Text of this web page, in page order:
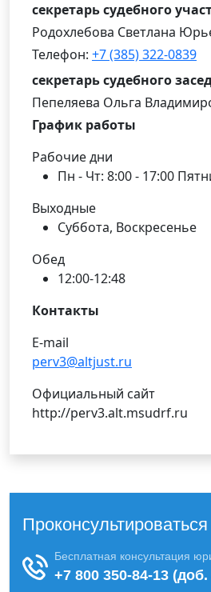
секретарь судебного
Родохлебова Светлана
Телефон: +7 (385) 322-0839
секретарь судебного
Пепеляева Ольга
График работы
Рабочие дни
Пн - Чт: 8:00 - 17:00
Выходные
Суббота, Воскресенье
Обед
12:00-12:48
Контакты
E-mail
perv3@altjust.ru
Официальный сайт
http://perv3.alt.msudrf.ru